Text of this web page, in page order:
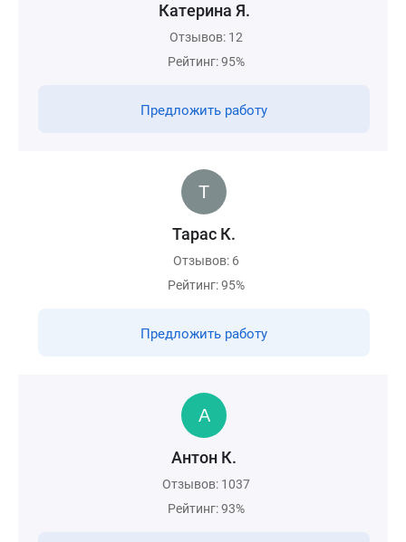
Катерина Я.
Отзывов: 12
Рейтинг: 95%
Предложить работу
Тарас К.
Отзывов: 6
Рейтинг: 95%
Предложить работу
Антон К.
Отзывов: 1037
Рейтинг: 93%